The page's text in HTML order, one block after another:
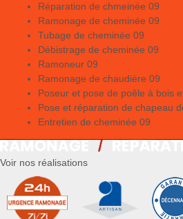
Réparation de chmeinée 09
Ramonage de cheminée 09
Tubage de cheminée 09
Débistrage de cheminée 09
Ramoneur 09
Ramonage de chaudière 09
Poseur et pose de poêle à bois
Pose et réparation de chapeau
Entretien de cheminée 09
Voir nos réalisations